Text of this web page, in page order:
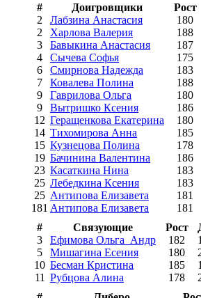
#
Доигровщики Рост
2
Лабзина Анастасия 180
2
Харлова Валерия 188
3
Бавыкина Анастасия 187
4
Сычева Софья 175
6
Смирнова Надежда 183
7
Ковалева Полина 188
9
Гаврилова Ольга 180
9
Вытришко Ксения 186
12 Геращенкова Екатерина 180
14 Тихомирова Анна 185
15 Кузнецова Полина 178
19 Бачинина Валентина 186
23 Касаткина Нина 183
25 Лебедкина Ксения 183
25 Антипова Елизавета 181
181 Антипова Елизавета 181
#
Связующие Рост
3
Ефимова Ольга_Андр 182
5
Мишагина Есения 180
10 Бесман Кристина 185
11 Рубцова Алина 178